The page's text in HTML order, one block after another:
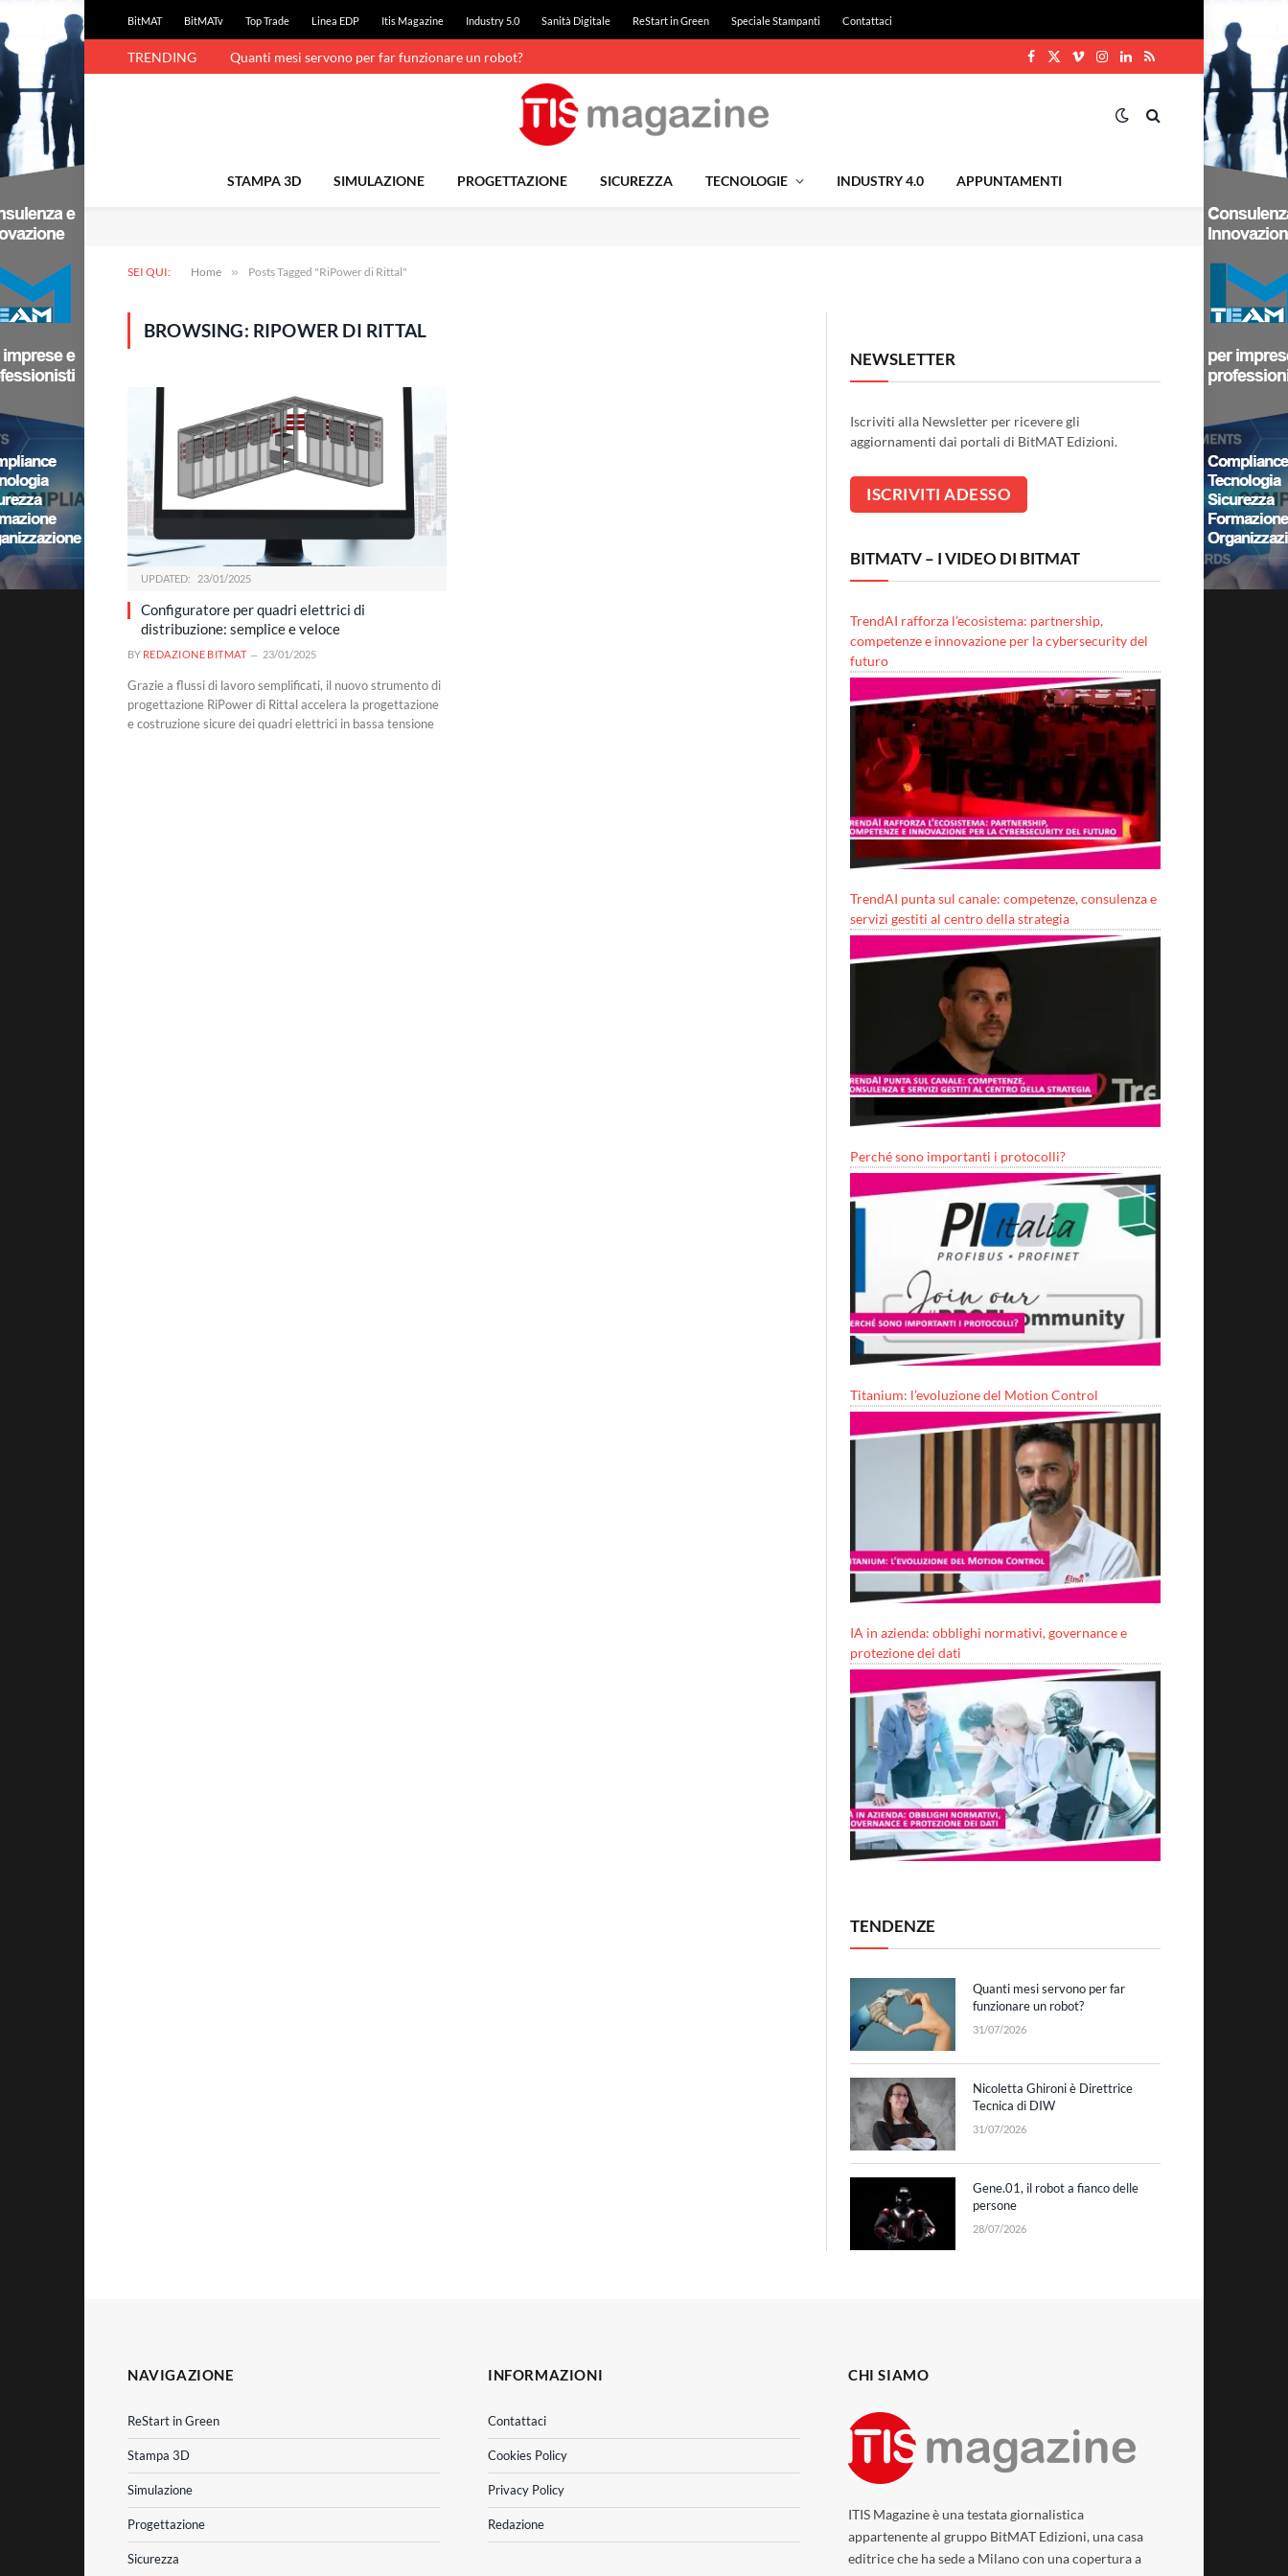
BitMAT BitMATv Top Trade Linea EDP Itis Magazine Industry 5.0 Sanità Digitale ReStart in Green Speciale Stampanti Contattaci
TRENDING Quanti mesi servono per far funzionare un robot?
Facebook
X
VimeoInstagram
LinkedIn
RSS
STAMPA 3D SIMULAZIONE PROGETTAZIONE SICUREZZA TECNOLOGIE INDUSTRY 4.0 APPUNTAMENTI
SEI QUI: Home » Posts Tagged "RiPower di Rittal"
BROWSING: RIPOWER DI RITTAL
UPDATED: 23/01/2025
Configuratore per quadri elettrici di
distribuzione: semplice e veloce
BY REDAZIONE BITMAT 23/01/2025
Grazie a flussi di lavoro semplificati, il nuovo strumento di
progettazione RiPower di Rittal accelera la progettazione
e costruzione sicure dei quadri elettrici in bassa tensione
NEWSLETTER
Iscriviti alla Newsletter per ricevere gli
aggiornamenti dai portali di BitMAT Edizioni.
BITMATV – I VIDEO DI BITMAT
TrendAI rafforza l’ecosistema: partnership,
competenze e innovazione per la cybersecurity del
futuro
TrendAI punta sul canale: competenze, consulenza e
servizi gestiti al centro della strategia
Perché sono importanti i protocolli?
Titanium: l’evoluzione del Motion Control
IA in azienda: obblighi normativi, governance e
protezione dei dati
TENDENZE
Quanti mesi servono per far
funzionare un robot?
31/07/2026
Nicoletta Ghironi è Direttrice
Tecnica di DIW
31/07/2026
Gene.01, il robot a fianco delle
persone
28/07/2026
NAVIGAZIONE
ReStart in Green
Stampa 3D
Simulazione
Progettazione
Sicurezza
INFORMAZIONI
Contattaci
Cookies Policy
Privacy Policy
Redazione
CHI SIAMO
ITIS Magazine è una testata giornalistica
appartenente al gruppo BitMAT Edizioni, una casa
editrice che ha sede a Milano con una copertura a